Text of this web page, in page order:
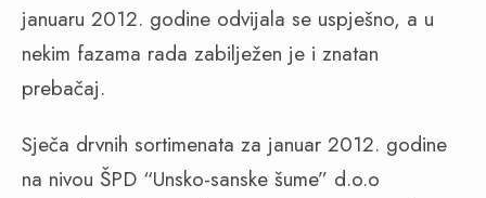
januaru 2012. godine odvijala se uspješno, a u
nekim fazama rada zabilježen je i znatan
prebačaj.
Sječa drvnih sortimenata za januar 2012. godine
na nivou ŠPD “Unsko-sanske šume” d.o.o